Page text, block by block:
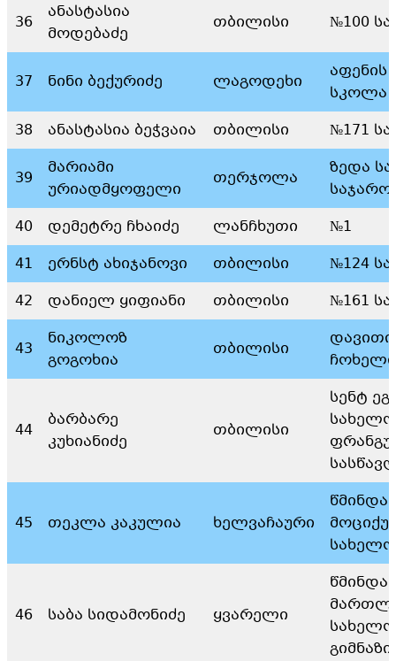
36
ანასტასია
მოდებაძე
თბილისი №100
37 ნინი ბექურიძე ლაგოდეხი
აფენის
სკოლა
38
ანასტასია ბეჭვაია თბილისი №171
39
მარიამი
ურიადმყოფელი
თერჯოლა
ზედა
საჯარო
40
დემეტრე ჩხაიძე ლანჩხუთი
№1
41
ერნსტ ახიჯანოვი თბილისი
№124
42
დანიელ ყიფიანი თბილისი №161
43
ნიკოლოზ
გოგოხია
თბილისი
ჩოხელი
44
ბარბარე
კუხიანიძე
თბილისი
სენტ
45 თეკლა კაკულია ხელვაჩაური
წმინდა
46 საბა სიდამონიძე ყვარელი
წმინდა